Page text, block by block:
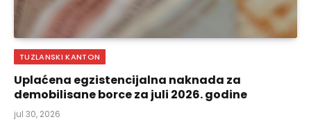
TUZLANSKI KANTON
Uplaćena egzistencijalna naknada za
demobilisane borce za juli 2026. godine
jul 30, 2026